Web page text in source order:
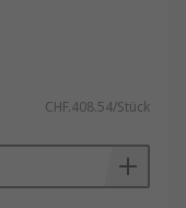
CHF.408.54/Stück